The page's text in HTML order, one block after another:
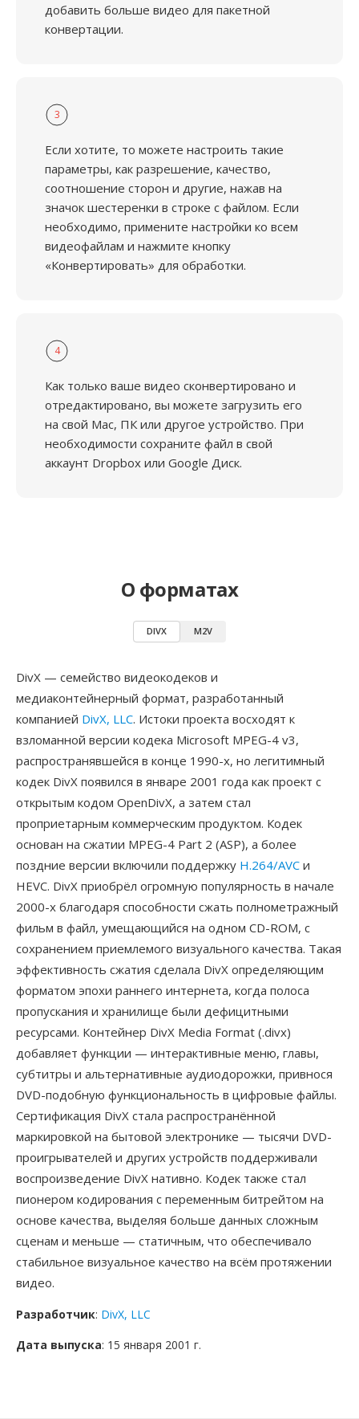
добавить больше видео для пакетной
конвертации.
3
Если хотите, то можете настроить такие
параметры, как разрешение, качество,
соотношение сторон и другие, нажав на
значок шестеренки в строке с файлом. Если
необходимо, примените настройки ко всем
видеофайлам и нажмите кнопку
«Конвертировать» для обработки.
4
Как только ваше видео сконвертировано и
отредактировано, вы можете загрузить его
на свой Mac, ПК или другое устройство. При
необходимости сохраните файл в свой
аккаунт Dropbox или Google Диск.
О форматах
DIVX M2V
DivX — семейство видеокодеков и
медиаконтейнерный формат, разработанный
компанией DivX, LLC. Истоки проекта восходят к
взломанной версии кодека Microsoft MPEG-4 v3,
распространявшейся в конце 1990-х, но легитимный
кодек DivX появился в январе 2001 года как проект с
открытым кодом OpenDivX, а затем стал
проприетарным коммерческим продуктом. Кодек
основан на сжатии MPEG-4 Part 2 (ASP), а более
поздние версии включили поддержку H.264/AVC и
HEVC. DivX приобрёл огромную популярность в начале
2000-х благодаря способности сжать полнометражный
фильм в файл, умещающийся на одном CD-ROM, с
сохранением приемлемого визуального качества. Такая
эффективность сжатия сделала DivX определяющим
форматом эпохи раннего интернета, когда полоса
пропускания и хранилище были дефицитными
ресурсами. Контейнер DivX Media Format (.divx)
добавляет функции — интерактивные меню, главы,
субтитры и альтернативные аудиодорожки, привнося
DVD-подобную функциональность в цифровые файлы.
Сертификация DivX стала распространённой
маркировкой на бытовой электронике — тысячи DVD-
проигрывателей и других устройств поддерживали
воспроизведение DivX нативно. Кодек также стал
пионером кодирования с переменным битрейтом на
основе качества, выделяя больше данных сложным
сценам и меньше — статичным, что обеспечивало
стабильное визуальное качество на всём протяжении
видео.
Разработчик: DivX, LLC
Дата выпуска: 15 января 2001 г.